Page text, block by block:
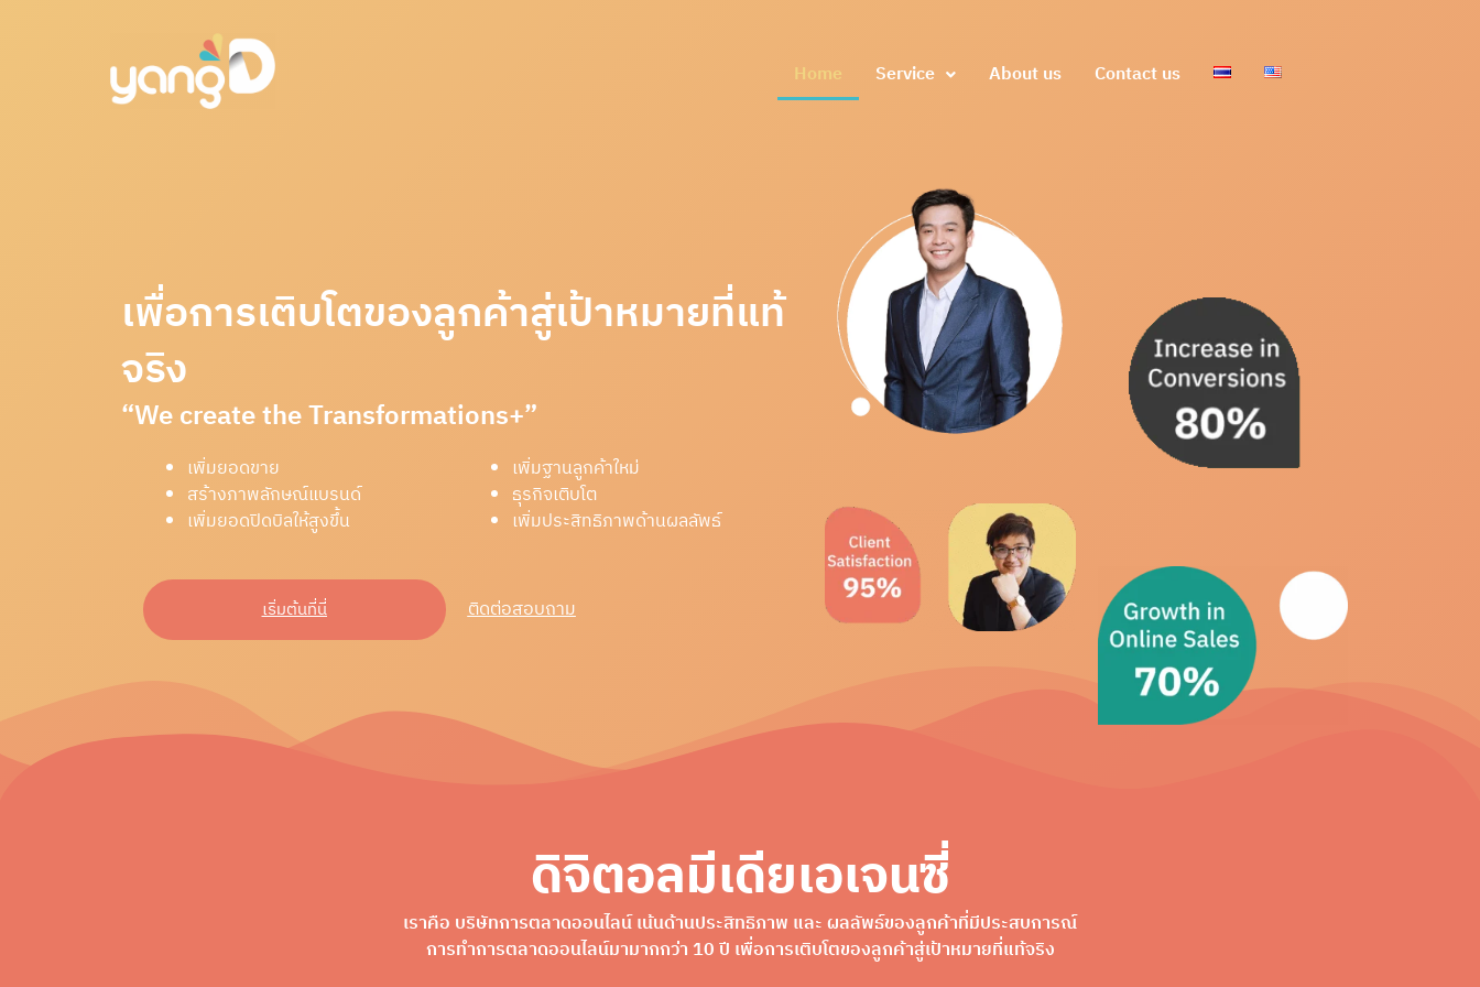
Home Service About us Contact us
เพื่อการเติบโตของลูกค้าสู่เป้าหมายที่แท้
จริง
“We create the Transformations+”
เพิ่มยอดขาย
สร้างภาพลักษณ์แบรนด์
เพิ่มยอดปิดบิลให้สูงขึ้น
เพิ่มฐานลูกค้าใหม่
ธุรกิจเติบโต
เพิ่มประสิทธิภาพด้านผลลัพธ์
เริ่มต้นที่นี่ ติดต่อสอบถาม
ดิจิตอลมีเดียเอเจนซี่
เราคือ บริษัทการตลาดออนไลน์ เน้นด้านประสิทธิภาพ และ ผลลัพธ์ของลูกค้าที่มีประสบการณ์
การทำการตลาดออนไลน์มามากกว่า 10 ปี เพื่อการเติบโตของลูกค้าสู่เป้าหมายที่แท้จริง